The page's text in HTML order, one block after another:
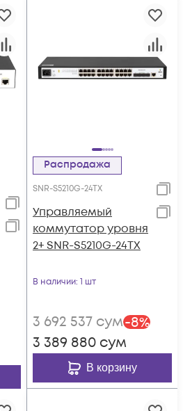
Распродажа
SNR-S5210G-24TX
Управляемый
коммутатор уровня
2+ SNR-S5210G-24TX
В наличии: 1 шт
3 692 537 сум-8%
3 389 880 сум
В корзину